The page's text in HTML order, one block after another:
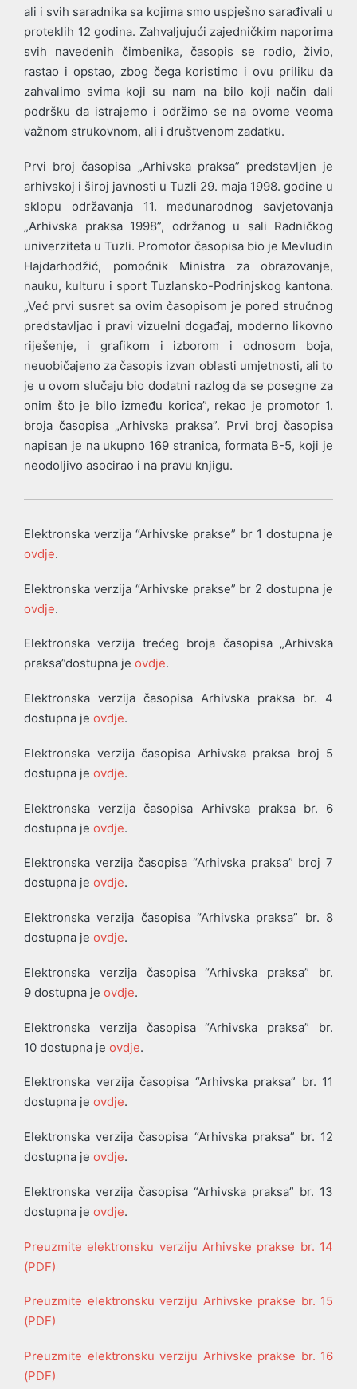
ali i svih saradnika sa kojima smo uspješno sarađivali u
proteklih 12 godina. Zahvaljujući zajedničkim naporima
svih navedenih čimbenika, časopis se rodio, živio,
rastao i opstao, zbog čega koristimo i ovu priliku da
zahvalimo svima koji su nam na bilo koji način dali
podršku da istrajemo i održimo se na ovome veoma
važnom strukovnom, ali i društvenom zadatku.
Prvi broj časopisa „Arhivska praksa” predstavljen je
arhivskoj i široj javnosti u Tuzli 29. maja 1998. godine u
sklopu održavanja 11. međunarodnog savjetovanja
„Arhivska praksa 1998”, održanog u sali Radničkog
univerziteta u Tuzli. Promotor časopisa bio je Mevludin
Hajdarhodžić, pomoćnik Ministra za obrazovanje,
nauku, kulturu i sport Tuzlansko-Podrinjskog kantona.
„Već prvi susret sa ovim časopisom je pored stručnog
predstavljao i pravi vizuelni događaj, moderno likovno
riješenje, i grafikom i izborom i odnosom boja,
neuobičajeno za časopis izvan oblasti umjetnosti, ali to
je u ovom slučaju bio dodatni razlog da se posegne za
onim što je bilo između korica”, rekao je promotor 1.
broja časopisa „Arhivska praksa”. Prvi broj časopisa
napisan je na ukupno 169 stranica, formata B-5, koji je
neodoljivo asocirao i na pravu knjigu.
Elektronska verzija “Arhivske prakse” br 1 dostupna je
ovdje.
Elektronska verzija “Arhivske prakse” br 2 dostupna je
ovdje.
Elektronska verzija trećeg broja časopisa „Arhivska
praksa”dostupna je ovdje.
Elektronska verzija časopisa Arhivska praksa br. 4
dostupna je ovdje.
Elektronska verzija časopisa Arhivska praksa broj 5
dostupna je ovdje.
Elektronska verzija časopisa Arhivska praksa br. 6
dostupna je ovdje.
Elektronska verzija časopisa “Arhivska praksa” broj 7
dostupna je ovdje.
Elektronska verzija časopisa “Arhivska praksa” br. 8
dostupna je ovdje.
Elektronska verzija časopisa “Arhivska praksa” br.
9 dostupna je ovdje.
Elektronska verzija časopisa “Arhivska praksa” br.
10 dostupna je ovdje.
Elektronska verzija časopisa “Arhivska praksa” br. 11
dostupna je ovdje.
Elektronska verzija časopisa “Arhivska praksa” br. 12
dostupna je ovdje.
Elektronska verzija časopisa “Arhivska praksa” br. 13
dostupna je ovdje.
Preuzmite elektronsku verziju Arhivske prakse br. 14
(PDF)
Preuzmite elektronsku verziju Arhivske prakse br. 15
(PDF)
Preuzmite elektronsku verziju Arhivske prakse br. 16
(PDF)